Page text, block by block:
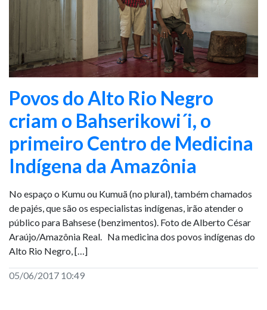
Povos do Alto Rio Negro
criam o Bahserikowi´i, o
primeiro Centro de Medicina
Indígena da Amazônia
No espaço o Kumu ou Kumuã (no plural), também chamados
de pajés, que são os especialistas indígenas, irão atender o
público para Bahsese (benzimentos). Foto de Alberto César
Araújo/Amazônia Real. Na medicina dos povos indígenas do
Alto Rio Negro, […]
05/06/2017 10:49